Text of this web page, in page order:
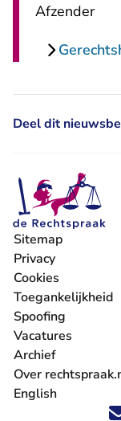
Afzender
Deel dit
Volg ons op X
Volg ons op
Volg ons
Volg
Sitemap
Privacy
Cookies
Toegankelijkheid
Spoofing
Vacatures
- U verlaat
Archief
Over
English